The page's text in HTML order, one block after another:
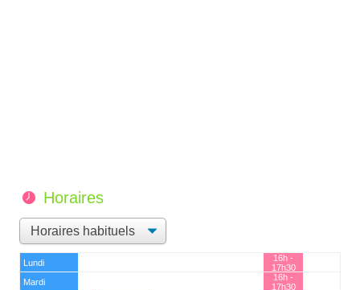
Horaires
Lundi
16h -
17h30
Mardi
16h -
17h30